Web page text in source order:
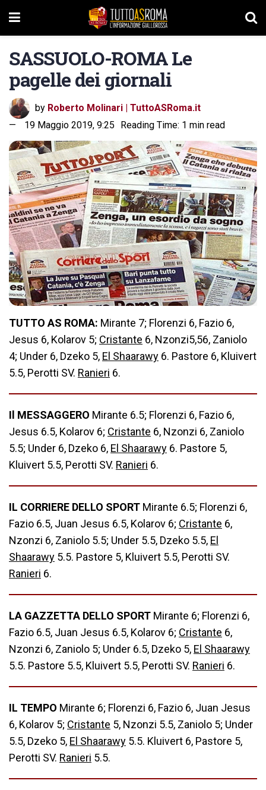
SASSUOLO-ROMA Le
pagelle dei giornali
by Roberto Molinari | TuttoASRoma.it
19 Maggio 2019, 9:25
Reading Time: 1 min read
TUTTO AS ROMA: Mirante 7; Florenzi 6, Fazio 6,
Jesus 6, Kolarov 5; Cristante 6, Nzonzi5,56, Zaniolo
4; Under 6, Dzeko 5, El Shaarawy 6. Pastore 6, Kluivert
5.5, Perotti SV. Ranieri 6.
Il MESSAGGERO Mirante 6.5; Florenzi 6, Fazio 6,
Jesus 6.5, Kolarov 6; Cristante 6, Nzonzi 6, Zaniolo
5.5; Under 6, Dzeko 6, El Shaarawy 6. Pastore 5,
Kluivert 5.5, Perotti SV. Ranieri 6.
IL CORRIERE DELLO SPORT Mirante 6.5; Florenzi 6,
Fazio 6.5, Juan Jesus 6.5, Kolarov 6; Cristante 6,
Nzonzi 6, Zaniolo 5.5; Under 5.5, Dzeko 5.5, El
Shaarawy 5.5. Pastore 5, Kluivert 5.5, Perotti SV.
Ranieri 6.
LA GAZZETTA DELLO SPORT Mirante 6; Florenzi 6,
Fazio 6.5, Juan Jesus 6.5, Kolarov 6; Cristante 6,
Nzonzi 6, Zaniolo 5; Under 6.5, Dzeko 5, El Shaarawy
5.5. Pastore 5.5, Kluivert 5.5, Perotti SV. Ranieri 6.
IL TEMPO Mirante 6; Florenzi 6, Fazio 6, Juan Jesus
6, Kolarov 5; Cristante 5, Nzonzi 5.5, Zaniolo 5; Under
5.5, Dzeko 5, El Shaarawy 5.5. Kluivert 6, Pastore 5,
Perotti SV. Ranieri 5.5.